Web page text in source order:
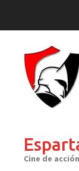
Cine de